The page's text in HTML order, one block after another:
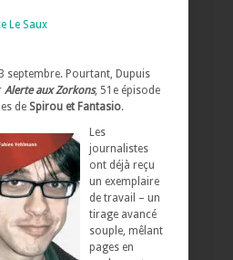
Le Saux
septembre. Pourtant, Dupuis
Alerte aux Zorkons, 51e épisode
de Spirou et Fantasio.
Les
journalistes
ont déjà reçu
un exemplaire
de travail – un
tirage avancé
souple, mêlant
pages en